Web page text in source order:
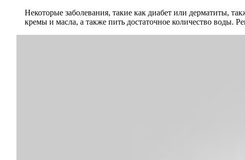
Некоторые заболевания, такие как диабет или дерматиты,
кремы и масла, а также пить достаточное количество воды.